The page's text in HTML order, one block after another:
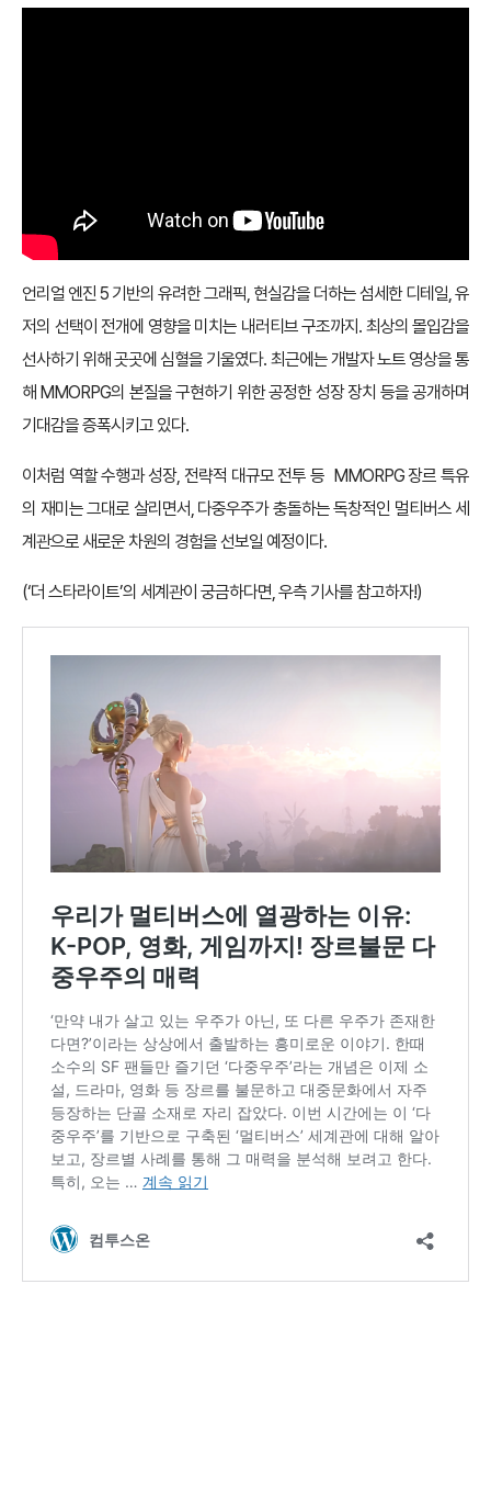
언리얼 엔진 5 기반의 유려한 그래픽, 현실감을 더하는 섬세한 디테일, 유
저의 선택이 전개에 영향을 미치는 내러티브 구조까지. 최상의 몰입감을
선사하기 위해 곳곳에 심혈을 기울였다. 최근에는 개발자 노트 영상을 통
해 MMORPG의 본질을 구현하기 위한 공정한 성장 장치 등을 공개하며
기대감을 증폭시키고 있다.
이처럼 역할 수행과 성장, 전략적 대규모 전투 등 MMORPG 장르 특유
의 재미는 그대로 살리면서, 다중우주가 충돌하는 독창적인 멀티버스 세
계관으로 새로운 차원의 경험을 선보일 예정이다.
(‘더 스타라이트’의 세계관이 궁금하다면, 우측 기사를 참고하자!)